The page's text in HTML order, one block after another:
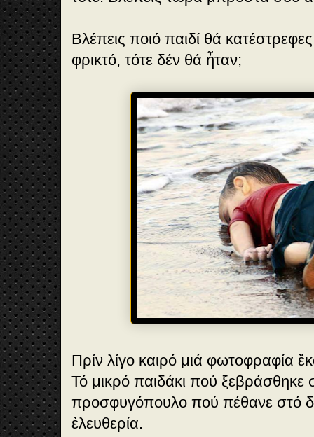
Βλέπεις ποιό παιδί θά
φρικτό, τότε δέν θά ἦταν;
Πρίν λίγο καιρό μιά φωτοφραφία
Τό μικρό παιδάκι πού ξεβράσθηκε
προσφυγόπουλο πού πέθανε στό
ἐλευθερία.